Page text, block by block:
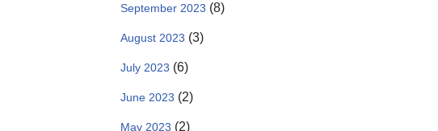
September 2023 (8)
August 2023 (3)
July 2023 (6)
June 2023 (2)
May 2023 (2)